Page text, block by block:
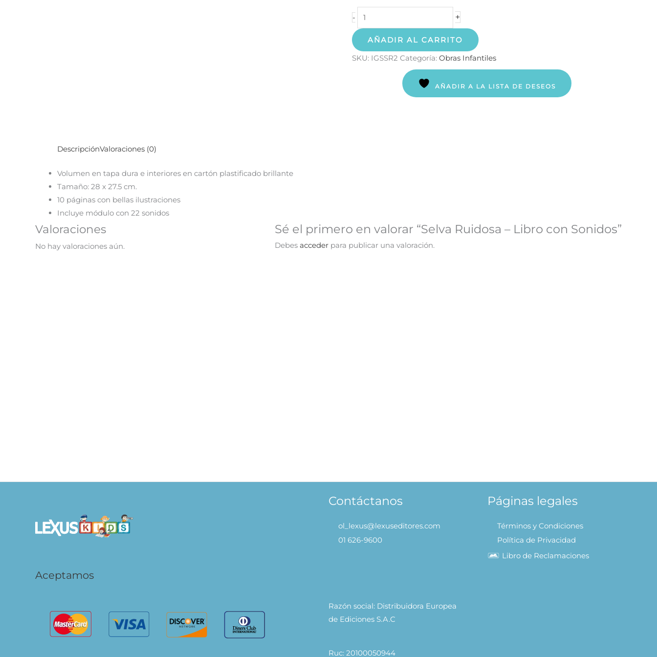
- +
AÑADIR AL CARRITO
SKU: IGSSR2 Categoría: Obras Infantiles
AÑADIR A LA LISTA DE DESEOS
DescripciónValoraciones (0)
Volumen en tapa dura e interiores en cartón plastificado brillante
Tamaño: 28 x 27.5 cm.
10 páginas con bellas ilustraciones
Incluye módulo con 22 sonidos
Valoraciones
No hay valoraciones aún.
Sé el primero en valorar “Selva Ruidosa – Libro con Sonidos”
Debes acceder para publicar una valoración.
Aceptamos
Contáctanos
ol_lexus@lexuseditores.com
01 626-9600
Razón social: Distribuidora Europea
de Ediciones S.A.C
Ruc: 20100050944
Páginas legales
Términos y Condiciones
Política de Privacidad
Libro de Reclamaciones